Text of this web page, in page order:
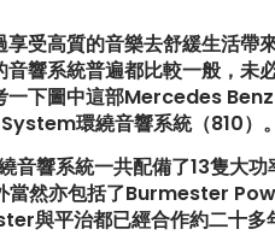
受高質的音樂去舒緩生活
響系統普遍都比較一般，
一下圖中這部Mercedes
環繞音響系統（810）。
響系統一共配備了13隻大
當然亦包括了Burmester
與平治都已經合作約二十